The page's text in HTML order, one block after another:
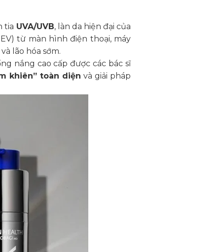
tia UVA/UVB, làn da hiện đại của
từ màn hình điện thoại, máy
lão hóa sớm.
nắng cao cấp được các bác sĩ
khiên” toàn diện và giải pháp